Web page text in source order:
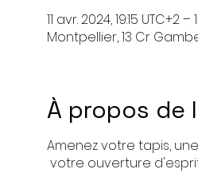
11 avr. 2024, 19:15 UTC+2
Montpellier, 13 Cr
À propos de
Amenez votre tapis,
votre ouverture